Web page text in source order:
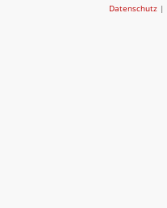
Datenschutz |